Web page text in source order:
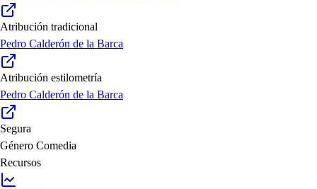
Atribución tradicional
Pedro Calderón de la Barca
Atribución estilometría
Pedro Calderón de la Barca
Segura
Género Comedia
Recursos